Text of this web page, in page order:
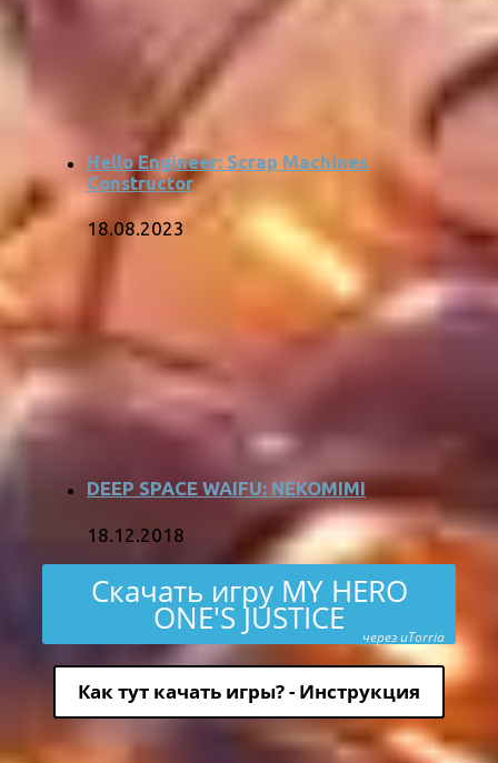
Hello Engineer: Scrap Machines
Constructor
18.08.2023
DEEP SPACE WAIFU: NEKOMIMI
18.12.2018
Скачать игру MY HERO
ONE'S JUSTICE через uTorria
Как тут качать игры? - Инструкция